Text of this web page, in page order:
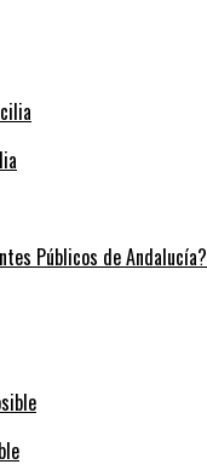
Públicos de Andalucía?